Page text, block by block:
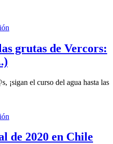
grutas de Vercors:
¡sigan el curso del agua hasta las
de 2020 en Chile